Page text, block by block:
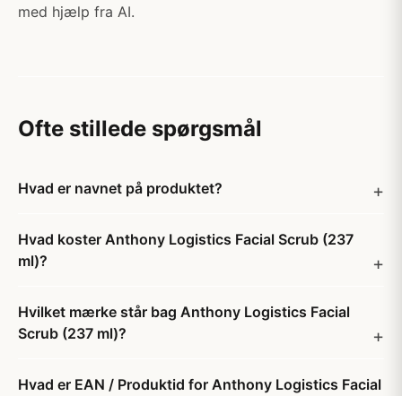
med hjælp fra AI.
Ofte stillede spørgsmål
Hvad er navnet på produktet?
Hvad koster Anthony Logistics Facial Scrub (237
ml)?
Hvilket mærke står bag Anthony Logistics Facial
Scrub (237 ml)?
Hvad er EAN / Produktid for Anthony Logistics Facial